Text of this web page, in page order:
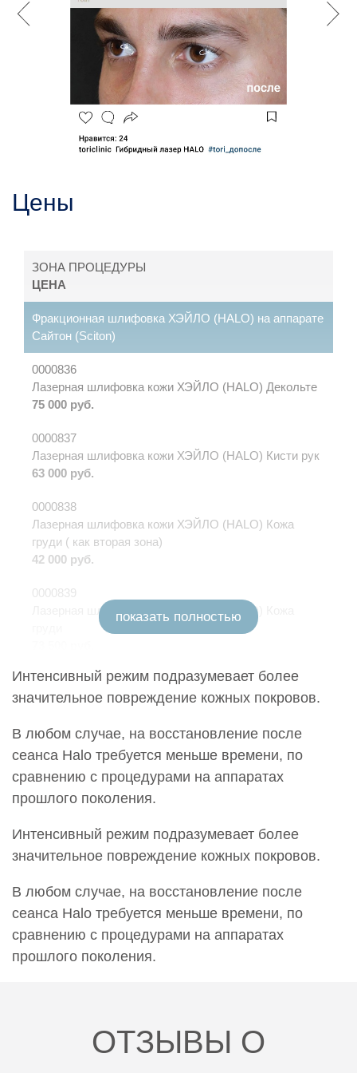
Цены
показать полностью
ЗОНА ПРОЦЕДУРЫ
ЦЕНА
Фракционная шлифовка ХЭЙЛО (HALO) на аппарате
Сайтон (Sciton)
0000836
Лазерная шлифовка кожи ХЭЙЛО (HALO) Декольте
75 000 руб.
0000837
Лазерная шлифовка кожи ХЭЙЛО (HALO) Кисти рук
63 000 руб.
0000838
Лазерная шлифовка кожи ХЭЙЛО (HALO) Кожа
груди ( как вторая зона)
42 000 руб.
0000839
Лазерная шлифовка кожи ХЭЙЛО (HALO) Кожа
0000840
Лазерная шлифовка кожи ХЭЙЛО (HALO) Коррекция
89 250 руб.
Лазерная шлифовка кожи ХЭЙЛО (HALO) Лицо без
обработки верхних и нижних век
0000842
шея, декольте
113 000 руб.
0000843
Лазерная шлифовка кожи ХЭЙЛО (HALO) Лицо,
Лазерная шлифовка кожи ХЭЙЛО (HALO) Лицо, шея
Интенсивный режим подразумевает более
значительное повреждение кожных покровов.
В любом случае, на восстановление после
сеанса Halo требуется меньше времени, по
сравнению с процедурами на аппаратах
прошлого поколения.
Интенсивный режим подразумевает более
значительное повреждение кожных покровов.
В любом случае, на восстановление после
сеанса Halo требуется меньше времени, по
сравнению с процедурами на аппаратах
прошлого поколения.
ОТЗЫВЫ О